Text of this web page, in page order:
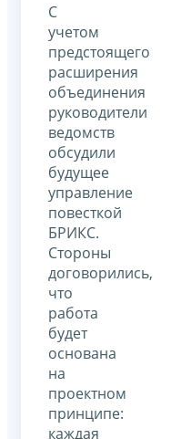
С
учетом
предстоящего
расширения
объединения
руководители
ведомств
обсудили
будущее
управление
повесткой
БРИКС.
Стороны
договорились,
что
работа
будет
основана
на
проектном
принципе:
каждая